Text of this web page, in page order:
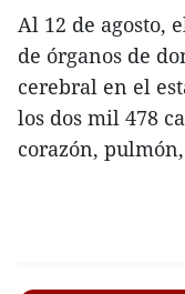
Al 12 de agosto,
de órganos de
cerebral en el
los dos mil 478
corazón,